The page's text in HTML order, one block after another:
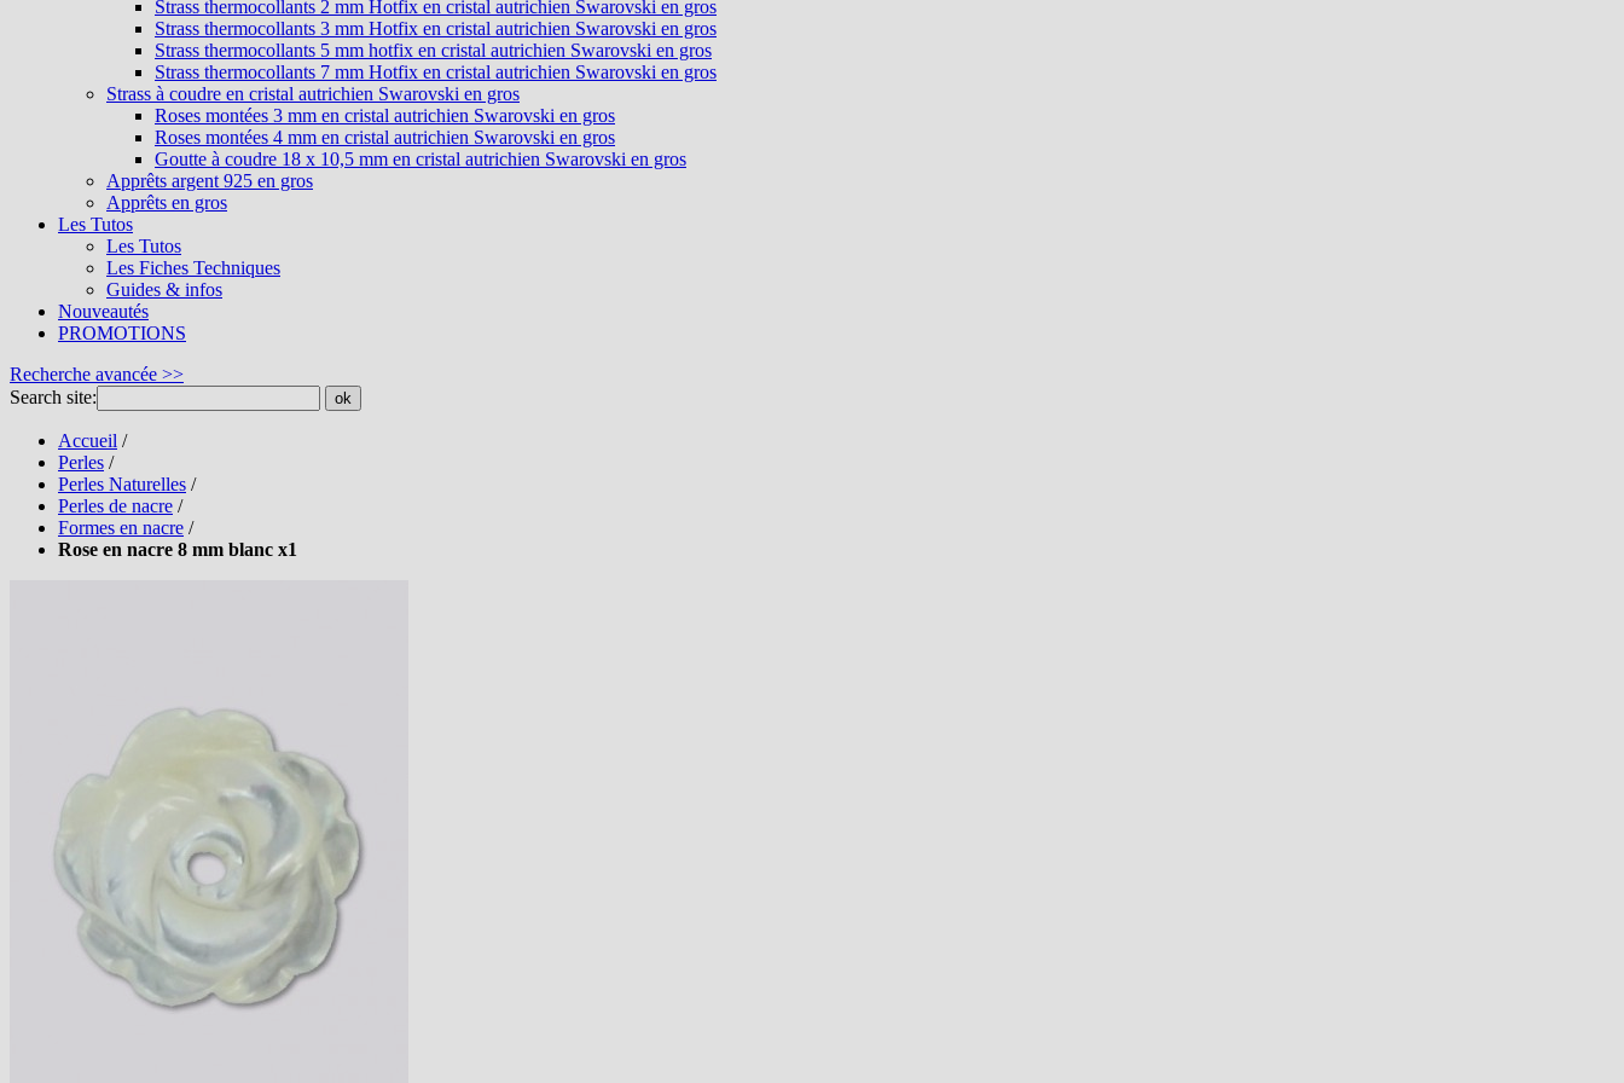
Strass thermocollants 2 mm Hotfix en cristal autrichien Swarovski en gros
Strass thermocollants 3 mm Hotfix en cristal autrichien Swarovski en gros
Strass thermocollants 5 mm hotfix en cristal autrichien Swarovski en gros
Strass thermocollants 7 mm Hotfix en cristal autrichien Swarovski en gros
Strass à coudre en cristal autrichien Swarovski en gros
Roses montées 3 mm en cristal autrichien Swarovski en gros
Roses montées 4 mm en cristal autrichien Swarovski en gros
Goutte à coudre 18 x 10,5 mm en cristal autrichien Swarovski en gros
Apprêts argent 925 en gros
Apprêts en gros
Les Tutos
Les Tutos
Les Fiches Techniques
Guides & infos
Nouveautés
PROMOTIONS
Recherche avancée >>
Search site:
ok
Accueil /
Perles /
Perles Naturelles /
Perles de nacre /
Formes en nacre /
Rose en nacre 8 mm blanc x1